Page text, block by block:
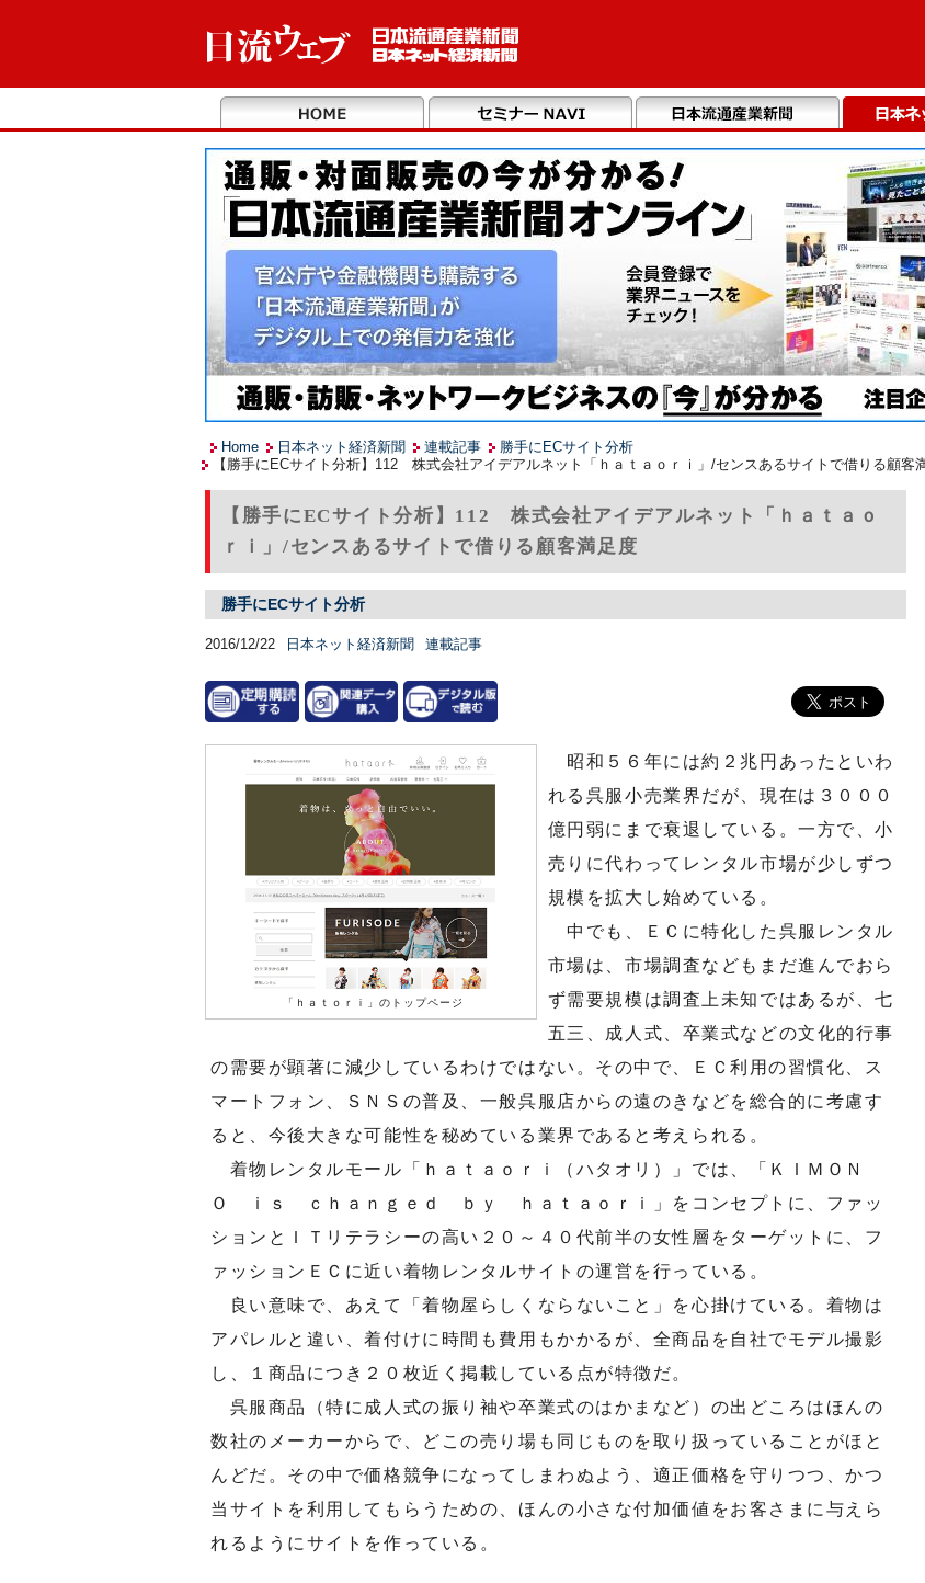
Home 日本ネット経済新聞 連載記事
勝手にECサイト分析
【勝手にECサイト分析】112 株式会社アイデアルネット「ｈａｔａｏｒｉ」/センスあるサイトで借りる顧客
【勝手にECサイト分析】112 株式会社アイデアルネット「ｈａｔａｏ
ｒｉ」/センスあるサイトで借りる顧客満足度
勝手にECサイト分析
2016/12/22 日本ネット経済新聞 連載記事
「ｈａｔｏｒｉ」のトップページ
昭和５６年には約２兆円あったといわ
れる呉服小売業界だが、現在は３０００
億円弱にまで衰退している。一方で、小
売りに代わってレンタル市場が少しずつ
規模を拡大し始めている。
中でも、ＥＣに特化した呉服レンタル
市場は、市場調査などもまだ進んでおら
ず需要規模は調査上未知ではあるが、七
五三、成人式、卒業式などの文化的行事
の需要が顕著に減少しているわけではない。その中で、ＥＣ利用の習慣化、ス
マートフォン、ＳＮＳの普及、一般呉服店からの遠のきなどを総合的に考慮す
ると、今後大きな可能性を秘めている業界であると考えられる。
着物レンタルモール「ｈａｔａｏｒｉ（ハタオリ）」では、「ＫＩＭＯＮ
Ｏ ｉｓ ｃｈａｎｇｅｄ ｂｙ ｈａｔａｏｒｉ」をコンセプトに、ファッ
ションとＩＴリテラシーの高い２０～４０代前半の女性層をターゲットに、フ
ァッションＥＣに近い着物レンタルサイトの運営を行っている。
良い意味で、あえて「着物屋らしくならないこと」を心掛けている。着物は
アパレルと違い、着付けに時間も費用もかかるが、全商品を自社でモデル撮影
し、１商品につき２０枚近く掲載している点が特徴だ。
呉服商品（特に成人式の振り袖や卒業式のはかまなど）の出どころはほんの
数社のメーカーからで、どこの売り場も同じものを取り扱っていることがほと
んどだ。その中で価格競争になってしまわぬよう、適正価格を守りつつ、かつ
当サイトを利用してもらうための、ほんの小さな付加価値をお客さまに与えら
れるようにサイトを作っている。